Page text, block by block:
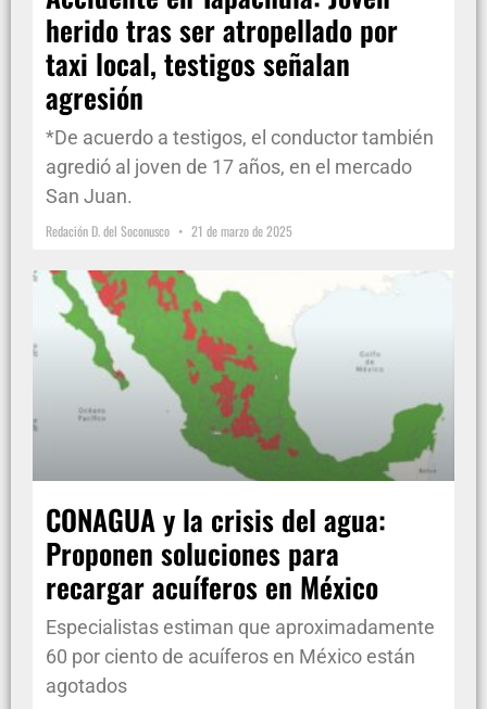
herido tras ser atropellado por
taxi local, testigos señalan
agresión
*De acuerdo a testigos, el conductor también
agredió al joven de 17 años, en el mercado
San Juan.
Redación D. del Soconusco 21 de marzo de 2025
CONAGUA y la crisis del agua:
Proponen soluciones para
recargar acuíferos en México
Especialistas estiman que aproximadamente
60 por ciento de acuíferos en México están
agotados